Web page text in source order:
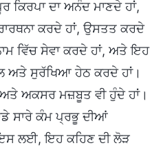
ਕਿਰਪਾ ਦਾ ਅਨੰਦ ਮਾਣਦੇ ਹਾਂ,
ਕਰਦੇ ਹਾਂ, ਉਸਤਤ ਕਰਦੇ
ਵਿੱਚ ਸੇਵਾ ਕਰਦੇ ਹਾਂ, ਅਤੇ ਇਹ
ਅਤੇ ਸੁਰੱਖਿਆ ਹੇਠ ਕਰਦੇ ਹਾਂ।
ਅਕਸਰ ਮਜ਼ਬੂਤ ਵੀ ਹੁੰਦੇ ਹਾਂ।
ਸਾਰੇ ਕੰਮ ਪ੍ਰਭੂ ਦੀਆਂ
ਲਈ, ਇਹ ਕਹਿਣ ਦੀ ਲੋੜ